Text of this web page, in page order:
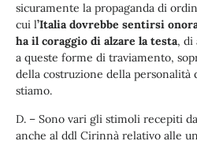
sicuramente la propaganda di
cui l’Italia dovrebbe sentirsi
ha il coraggio di alzare la testa, di
a queste forme di traviamento,
della costruzione della
stiamo.
D. – Sono vari gli stimoli recepiti
anche al ddl Cirinnà relativo alle